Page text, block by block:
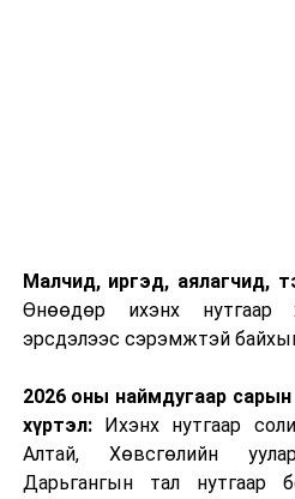
Малчид, иргэд, аялагчид,
Өнөөдөр ихэнх нутгаар
эрсдэлээс сэрэмжтэй
2026 оны наймдугаар
хүртэл:Ихэнх нутгаар
Алтай, Хөвсгөлийн
Дарьгангын тал нутгаар